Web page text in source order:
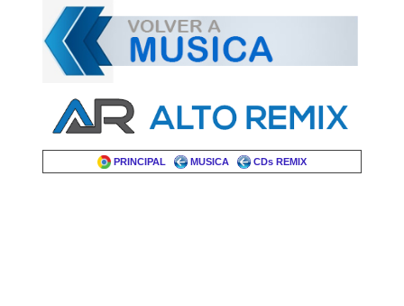
PRINCIPAL MUSICA CDs REMIX